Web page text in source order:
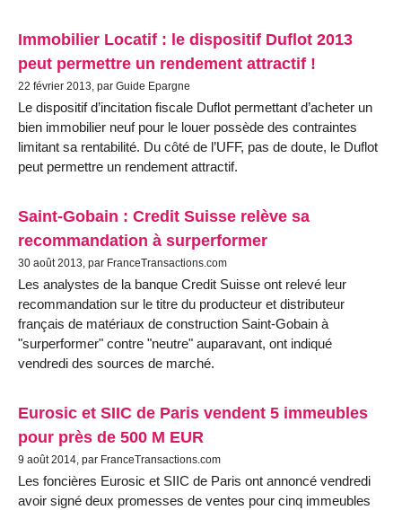
Immobilier Locatif : le dispositif Duflot 2013
peut permettre un rendement attractif !
22 février 2013, par Guide Epargne
Le dispositif d’incitation fiscale Duflot permettant d’acheter un
bien immobilier neuf pour le louer possède des contraintes
limitant sa rentabilité. Du côté de l’UFF, pas de doute, le Duflot
peut permettre un rendement attractif.
Saint-Gobain : Credit Suisse relève sa
recommandation à surperformer
30 août 2013, par FranceTransactions.com
Les analystes de la banque Credit Suisse ont relevé leur
recommandation sur le titre du producteur et distributeur
français de matériaux de construction Saint-Gobain à
"surperformer" contre "neutre" auparavant, ont indiqué
vendredi des sources de marché.
Eurosic et SIIC de Paris vendent 5 immeubles
pour près de 500 M EUR
9 août 2014, par FranceTransactions.com
Les foncières Eurosic et SIIC de Paris ont annoncé vendredi
avoir signé deux promesses de ventes pour cinq immeubles